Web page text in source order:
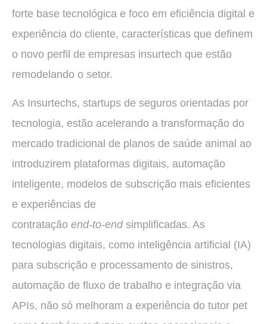
forte base tecnológica e foco em eficiência digital e
experiência do cliente, características que definem
o novo perfil de empresas insurtech que estão
remodelando o setor.
As Insurtechs, startups de seguros orientadas por
tecnologia, estão acelerando a transformação do
mercado tradicional de planos de saúde animal ao
introduzirem plataformas digitais, automação
inteligente, modelos de subscrição mais eficientes
e experiências de
contratação end‑to‑endsimplificadas. As
tecnologias digitais, como inteligência artificial (IA)
para subscrição e processamento de sinistros,
automação de fluxo de trabalho e integração via
APIs, não só melhoram a experiência do tutor pet